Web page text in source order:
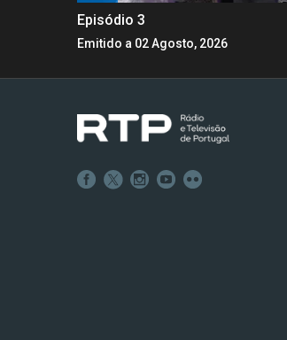
Episódio 3
Emitido a 02 Agosto, 2026